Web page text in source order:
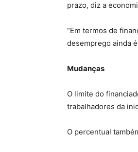
prazo, diz a
“Em termos de
desemprego ainda
Mudanças
O limite do
trabalhadores da
O percentual